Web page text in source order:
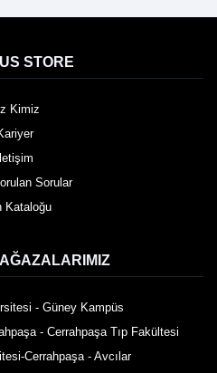
STORE
Kimiz
İletişim
Sorular
Kataloğu
- Güney Kampüs
- Cerrahpaşa Tıp Fakültesi
Cerrahpaşa - Avcılar